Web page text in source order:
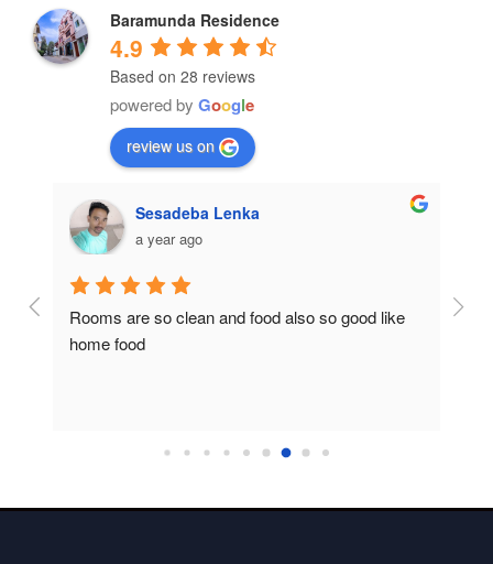
Baramunda Residence
4.9
Based on 28 reviews
powered by Google
review us on
Sesadeba Lenka
a year ago
Rooms are so clean and food also so good like
home food
So